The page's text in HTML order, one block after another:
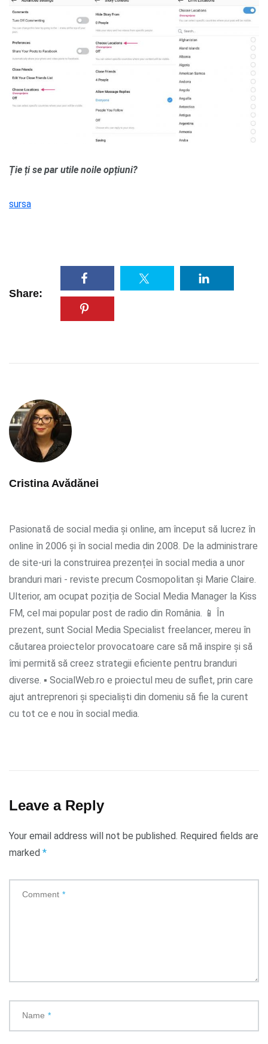
Ție ți se par utile noile opțiuni?
sursa
Share:
Cristina Avădănei
Pasionată de social media și online, am început să lucrez în
online în 2006 și în social media din 2008. De la administrare
de site-uri la construirea prezenței în social media a unor
branduri mari - reviste precum Cosmopolitan și Marie Claire.
Ulterior, am ocupat poziția de Social Media Manager la Kiss
FM, cel mai popular post de radio din România. 📱 În
prezent, sunt Social Media Specialist freelancer, mereu în
căutarea proiectelor provocatoare care să mă inspire și să
îmi permită să creez strategii eficiente pentru branduri
diverse. ▪ SocialWeb.ro e proiectul meu de suflet, prin care
ajut antreprenori și specialiști din domeniu să fie la curent
cu tot ce e nou în social media.
Leave a Reply
Your email address will not be published. Required fields are
marked *
Comment *
Name *